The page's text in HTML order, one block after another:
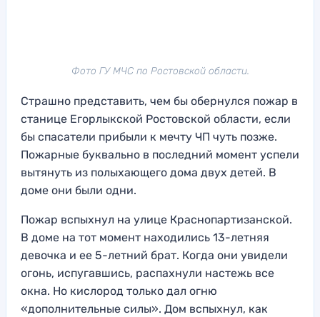
Фото ГУ МЧС по Ростовской области.
Страшно представить, чем бы обернулся пожар в
станице Егорлыкской Ростовской области, если
бы спасатели прибыли к мечту ЧП чуть позже.
Пожарные буквально в последний момент успели
вытянуть из полыхающего дома двух детей. В
доме они были одни.
Пожар вспыхнул на улице Краснопартизанской.
В доме на тот момент находились 13-летняя
девочка и ее 5-летний брат. Когда они увидели
огонь, испугавшись, распахнули настежь все
окна. Но кислород только дал огню
«дополнительные силы». Дом вспыхнул, как